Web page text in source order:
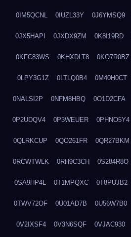
0IM5QCNL 0IUZL33Y 0J6YMSQ9
0JX5HAPI 0JXDX9ZM 0K8I19RD
0KFC83WS 0KHXDLT8 0KO7R0BZ
0LPY3G1Z 0LTLQ0B4 0M40H0CT
0NALSI2P 0NFM8HBQ 0O1D2CFA
0P2UDQV4 0P3WEUER 0PHNO5Y4
0QLRKCUP 0QO261FR 0QR27BKM
0RCWTWLK 0RH9C3CH 0S284R8O
0SA9HP4L 0T1MPQXC 0T8PUJB2
0TWV72OF 0U01AD7B 0U56W7B0
0V2IXSF4 0V3N6SQF 0VJAC930